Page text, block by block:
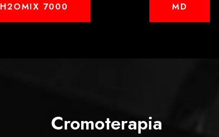
H2OMIX 7000 MD
Cromoterapia